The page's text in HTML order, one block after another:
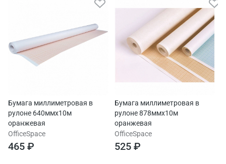
Бумага миллиметровая в
рулоне 640ммх10м
оранжевая
OfficeSpace
465 ₽
Бумага миллиметровая в
рулоне 878ммх10м
оранжевая
OfficeSpace
525 ₽